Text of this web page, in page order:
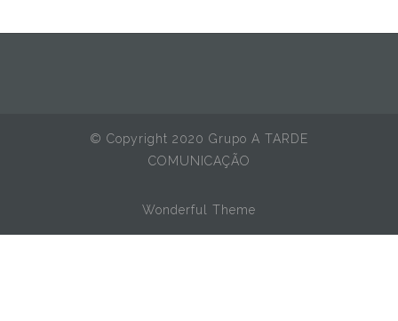
© Copyright 2020 Grupo A TARDE
COMUNICAÇÃO
Wonderful Theme